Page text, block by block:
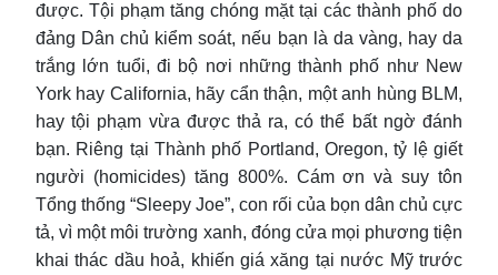
được. Tội phạm tăng chóng mặt tại các thành phố do
đảng Dân chủ kiểm soát, nếu bạn là da vàng, hay da
trắng lớn tuổi, đi bộ nơi những thành phố như New
York hay California, hãy cẩn thận, một anh hùng BLM,
hay tội phạm vừa được thả ra, có thể bất ngờ đánh
bạn. Riêng tại Thành phố Portland, Oregon, tỷ lệ giết
người (homicides) tăng 800%. Cám ơn và suy tôn
Tổng thống “Sleepy Joe”, con rối của bọn dân chủ cực
tả, vì một môi trường xanh, đóng cửa mọi phương tiện
khai thác dầu hoả, khiến giá xăng tại nước Mỹ trước